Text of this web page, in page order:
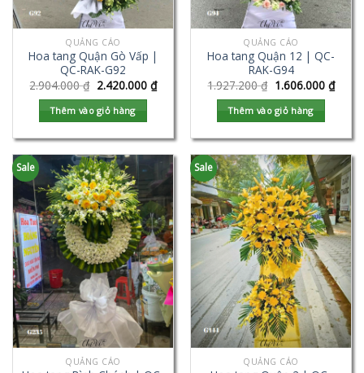
QUẢNG CÁO
Hoa tang Quận Gò Vấp |
QC-RAK-G92
2.904.000₫ 2.420.000 ₫
Thêm vào giỏ hàng
QUẢNG CÁO
Hoa tang Quận 12 | QC-
RAK-G94
1.927.200₫ 1.606.000 ₫
Thêm vào giỏ hàng
Sale
QUẢNG CÁO
Sale
QUẢNG CÁO